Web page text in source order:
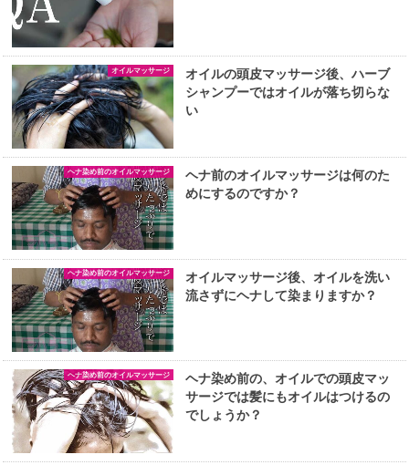
オイルマッサージ
オイルの頭皮マッサージ後、ハーブ
シャンプーではオイルが落ち切らな
い
ヘナ染め前のオイルマッサージ
ヘナ前のオイルマッサージは何のた
めにするのですか？
ヘナ染め前のオイルマッサージ
オイルマッサージ後、オイルを洗い
流さずにヘナして染まりますか？
ヘナ染め前のオイルマッサージ
ヘナ染め前の、オイルでの頭皮マッ
サージでは髪にもオイルはつけるの
でしょうか？